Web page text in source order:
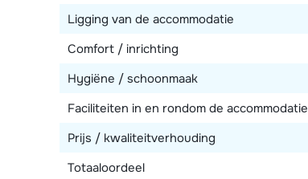
Ligging van de accommodatie
Comfort / inrichting
Hygiëne / schoonmaak
Faciliteiten in en rondom de accommodatie
Prijs / kwaliteitverhouding
Totaaloordeel